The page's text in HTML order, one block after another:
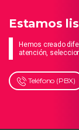
Estamos
Hemos creado
atención,
Teléfono (PBX)